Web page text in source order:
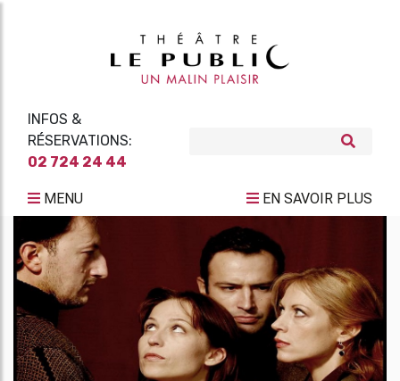
INFOS &
RÉSERVATIONS:
02 724 24 44
MENU EN SAVOIR PLUS